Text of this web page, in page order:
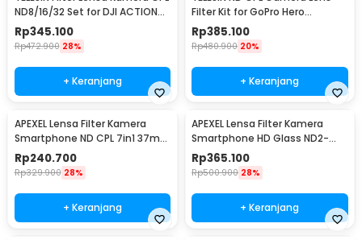
1 x Panduan Penggunaan
ND8/16/32 Set for DJI ACTION
3/4/5 - OA-FLT-005
Rp345.100
Rp472.900 28%
+ Keranjang
Filter Kit for GoPro Hero
9/10/11/12 - GP-FLT-903
Rp385.100
Rp480.900 20%
+ Keranjang
APEXEL Lensa Filter Kamera
Smartphone ND CPL 7in1 37mm
with Clip - APL-37UV-7F
Rp240.700
Rp329.900 28%
+ Keranjang
APEXEL Lensa Filter Kamera
Smartphone HD Glass ND2-
400 67mm with Clip - APL-
67VND400
Rp365.100
Rp500.900 28%
+ Keranjang